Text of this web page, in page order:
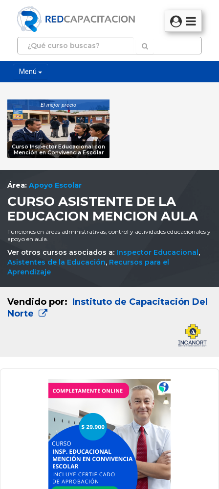
Menú
El mejor precio
Curso Inspector Educacional con
Mención en Convivencia Escolar
Área: Apoyo Escolar
CURSO ASISTENTE DE LA
EDUCACION MENCION AULA
Funciones en áreas administrativas, control y actividades educacionales y
apoyo en aula.
Ver otros cursos asociados a: Inspector Educacional,
Asistentes de la Educación, Recursos para el
Aprendizaje
Vendido por: Instituto de Capacitación Del
Norte